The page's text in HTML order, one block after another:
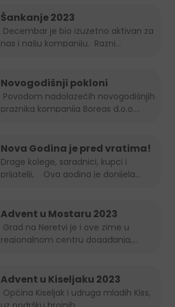
Šankanje 2023
nas i našu kompaniju. Razni...
Novogodišnji pokloni
praznika kompanija Boreas d.o.o....
Nova Godina je pred vratima!
Drage kolege, saradnici, kupci i
prijatelji, Ova godina je donijela...
Advent u Mostaru 2023
regionalnom centru događanja,...
Advent u Kiseljaku 2023